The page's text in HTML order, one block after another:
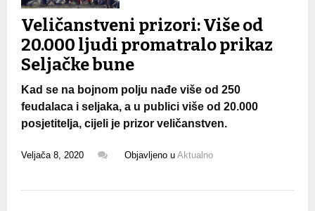
Veličanstveni prizori: Više od
20.000 ljudi promatralo prikaz
Seljačke bune
Kad se na bojnom polju nađe više od 250
feudalaca i seljaka, a u publici više od 20.000
posjetitelja, cijeli je prizor veličanstven.
Veljača 8, 2020 Objavljeno u Aktualno